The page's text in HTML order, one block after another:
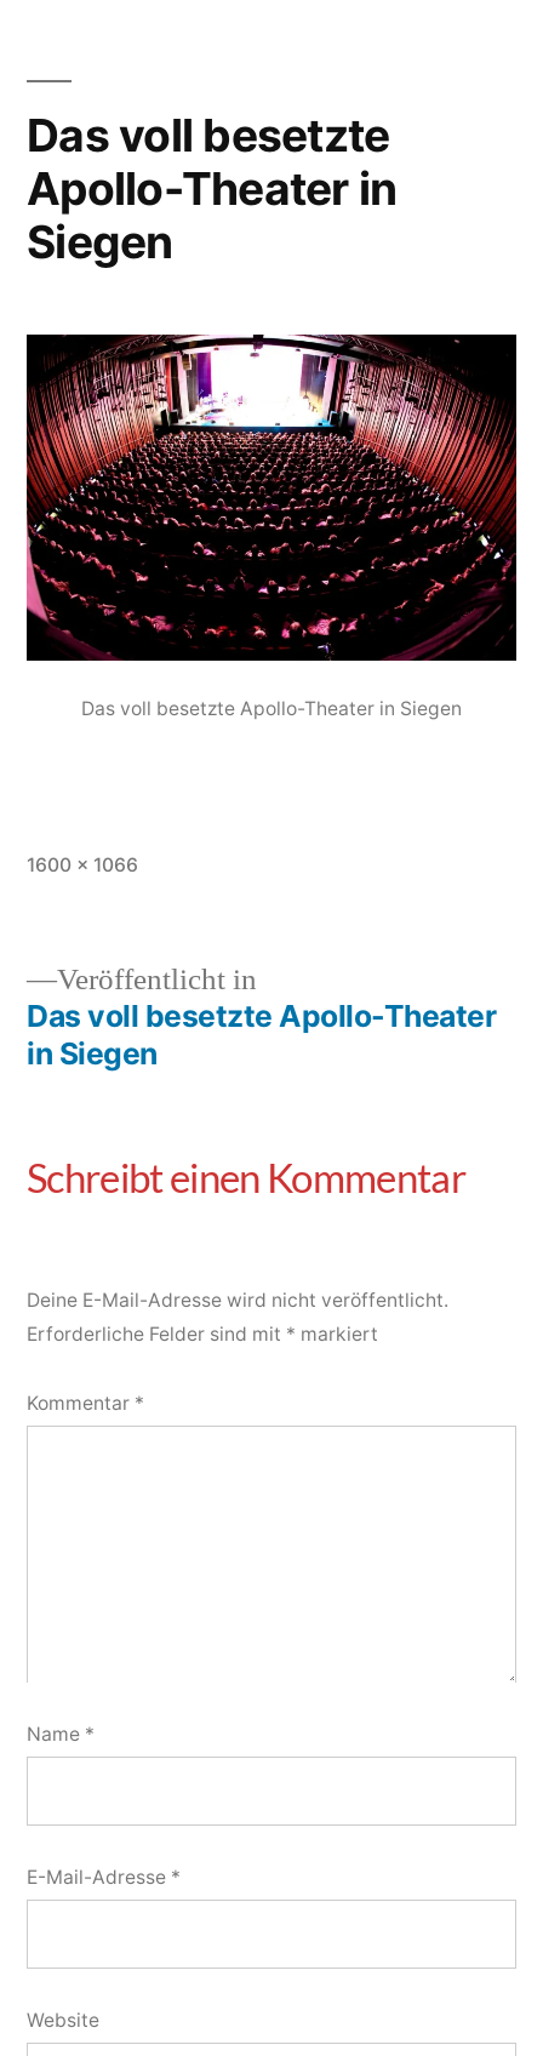
Das voll besetzte
Apollo-Theater in
Siegen
Das voll besetzte Apollo-Theater in Siegen
1600 × 1066
Veröffentlicht in
Das voll besetzte Apollo-Theater
in Siegen
Deine E-Mail-Adresse wird nicht veröffentlicht.
Erforderliche Felder sind mit * markiert
Kommentar *
Name *
E-Mail-Adresse *
Website